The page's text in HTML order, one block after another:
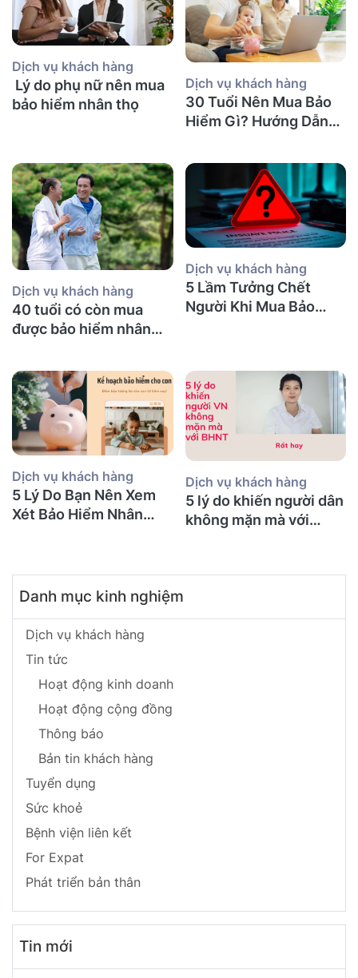
Dịch vụ khách hàng
Lý do phụ nữ nên mua
bảo hiểm nhân thọ
Dịch vụ khách hàng
30 Tuổi Nên Mua Bảo
Hiểm Gì? Hướng Dẫn
Dịch vụ khách hàng
40 tuổi có còn mua
được bảo hiểm nhân
bảo hiểm gì?
Dịch vụ khách hàng
5 Lầm Tưởng Chết
Người Khi Mua Bảo
Dịch vụ khách hàng
5 Lý Do Bạn Nên Xem
Xét Bảo Hiểm Nhân
Dịch vụ khách hàng
5 lý do khiến người dân
không mặn mà với
Danh mục kinh nghiệm
Dịch vụ khách hàng
Tin tức
Hoạt động kinh doanh
Hoạt động cộng đồng
Thông báo
Bản tin khách hàng
Tuyển dụng
Sức khoẻ
Bệnh viện liên kết
For Expat
Phát triển bản thân
Tin mới